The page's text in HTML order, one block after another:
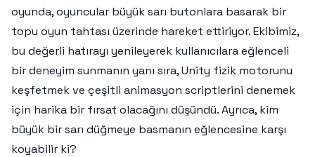
oyunda, oyuncular büyük sarı butonlara basarak bir
topu oyun tahtası üzerinde hareket ettiriyor. Ekibimiz,
bu değerli hatırayı yenileyerek kullanıcılara eğlenceli
bir deneyim sunmanın yanı sıra, Unity fizik motorunu
keşfetmek ve çeşitli animasyon scriptlerini denemek
için harika bir fırsat olacağını düşündü. Ayrıca, kim
büyük bir sarı düğmeye basmanın eğlencesine karşı
koyabilir ki?